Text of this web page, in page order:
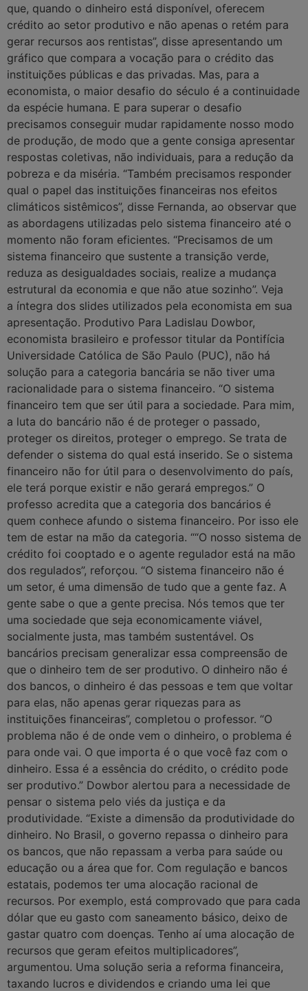
que, quando o dinheiro está disponível, oferecem
crédito ao setor produtivo e não apenas o retém para
gerar recursos aos rentistas”, disse apresentando um
gráfico que compara a vocação para o crédito das
instituições públicas e das privadas. Mas, para a
economista, o maior desafio do século é a continuidade
da espécie humana. E para superar o desafio
precisamos conseguir mudar rapidamente nosso modo
de produção, de modo que a gente consiga apresentar
respostas coletivas, não individuais, para a redução da
pobreza e da miséria. “Também precisamos responder
qual o papel das instituições financeiras nos efeitos
climáticos sistêmicos”, disse Fernanda, ao observar que
as abordagens utilizadas pelo sistema financeiro até o
momento não foram eficientes. “Precisamos de um
sistema financeiro que sustente a transição verde,
reduza as desigualdades sociais, realize a mudança
estrutural da economia e que não atue sozinho”. Veja
a íntegra dos slides utilizados pela economista em sua
apresentação. Produtivo Para Ladislau Dowbor,
economista brasileiro e professor titular da Pontifícia
Universidade Católica de São Paulo (PUC), não há
solução para a categoria bancária se não tiver uma
racionalidade para o sistema financeiro. “O sistema
financeiro tem que ser útil para a sociedade. Para mim,
a luta do bancário não é de proteger o passado,
proteger os direitos, proteger o emprego. Se trata de
defender o sistema do qual está inserido. Se o sistema
financeiro não for útil para o desenvolvimento do país,
ele terá porque existir e não gerará empregos.” O
professo acredita que a categoria dos bancários é
quem conhece afundo o sistema financeiro. Por isso ele
tem de estar na mão da categoria. ““O nosso sistema de
crédito foi cooptado e o agente regulador está na mão
dos regulados”, reforçou. “O sistema financeiro não é
um setor, é uma dimensão de tudo que a gente faz. A
gente sabe o que a gente precisa. Nós temos que ter
uma sociedade que seja economicamente viável,
socialmente justa, mas também sustentável. Os
bancários precisam generalizar essa compreensão de
que o dinheiro tem de ser produtivo. O dinheiro não é
dos bancos, o dinheiro é das pessoas e tem que voltar
para elas, não apenas gerar riquezas para as
instituições financeiras”, completou o professor. “O
problema não é de onde vem o dinheiro, o problema é
para onde vai. O que importa é o que você faz com o
dinheiro. Essa é a essência do crédito, o crédito pode
ser produtivo.” Dowbor alertou para a necessidade de
pensar o sistema pelo viés da justiça e da
produtividade. “Existe a dimensão da produtividade do
dinheiro. No Brasil, o governo repassa o dinheiro para
os bancos, que não repassam a verba para saúde ou
educação ou a área que for. Com regulação e bancos
estatais, podemos ter uma alocação racional de
recursos. Por exemplo, está comprovado que para cada
dólar que eu gasto com saneamento básico, deixo de
gastar quatro com doenças. Tenho aí uma alocação de
recursos que geram efeitos multiplicadores”,
argumentou. Uma solução seria a reforma financeira,
taxando lucros e dividendos e criando uma lei que